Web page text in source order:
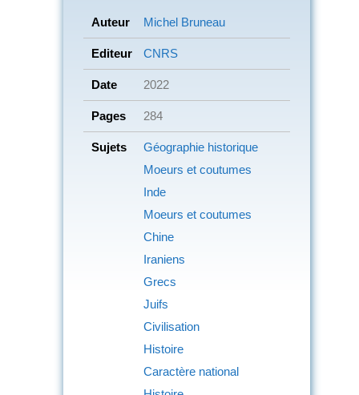
Auteur Michel Bruneau
Editeur CNRS
Date 2022
Pages 284
Sujets
Géographie historique
Moeurs et coutumes
Inde
Moeurs et coutumes
Chine
Iraniens
Grecs
Juifs
Civilisation
Histoire
Caractère national